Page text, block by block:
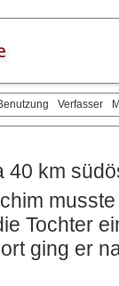
Verfasser
40 km
Tochter
ging er